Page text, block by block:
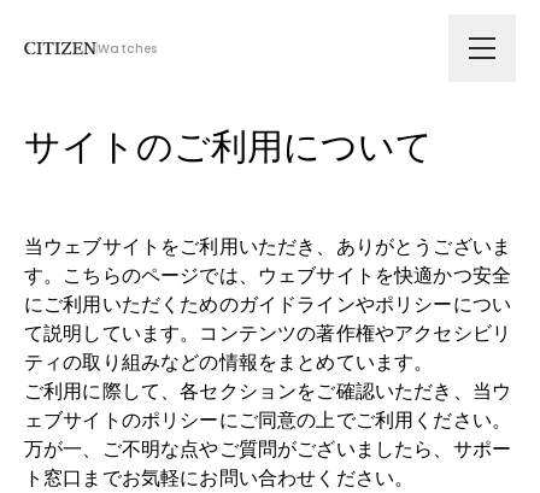
Watches
会社情報
拠点
サスティナビリティ
ニュース
サイトのご利用について
当ウェブサイトをご利用いただき、ありがとうございま
す。こちらのページでは、ウェブサイトを快適かつ安全
にご利用いただくためのガイドラインやポリシーについ
て説明しています。コンテンツの著作権やアクセシビリ
ティの取り組みなどの情報をまとめています。
ご利用に際して、各セクションをご確認いただき、当ウ
ェブサイトのポリシーにご同意の上でご利用ください。
万が一、ご不明な点やご質問がございましたら、サポー
ト窓口までお気軽にお問い合わせください。